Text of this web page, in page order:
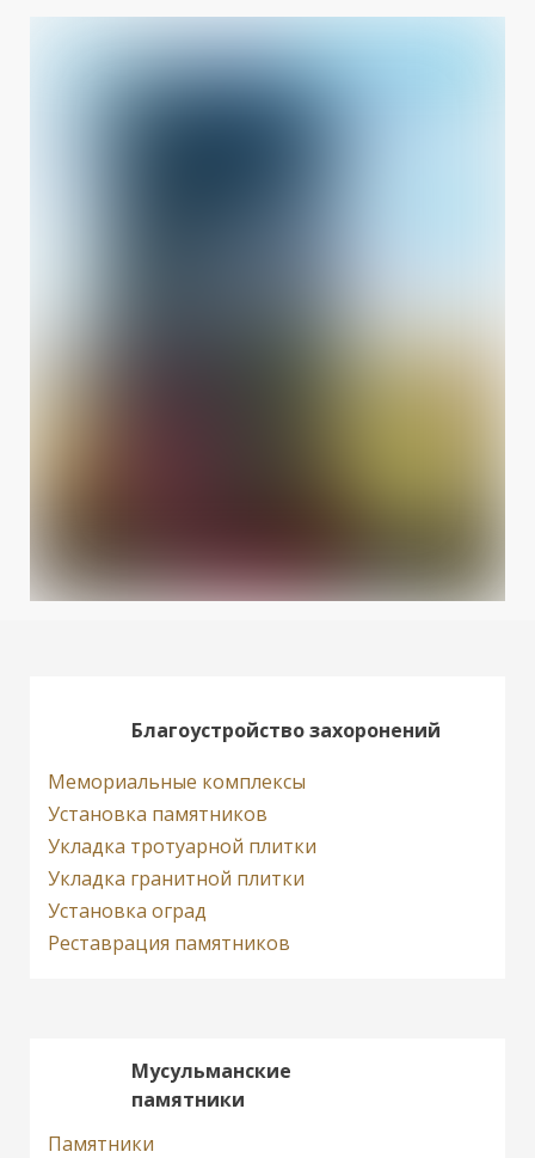
Благоустройство захоронений
Мемориальные комплексы
Установка памятников
Укладка тротуарной плитки
Укладка гранитной плитки
Установка оград
Реставрация памятников
Мусульманские
памятники
Памятники